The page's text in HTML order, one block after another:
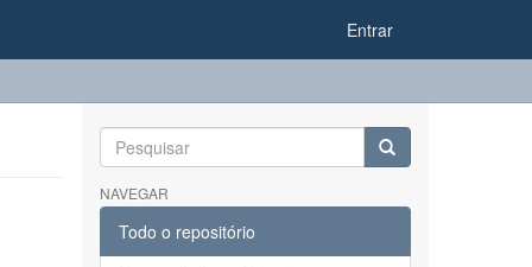
Entrar
NAVEGAR
Todo o repositório